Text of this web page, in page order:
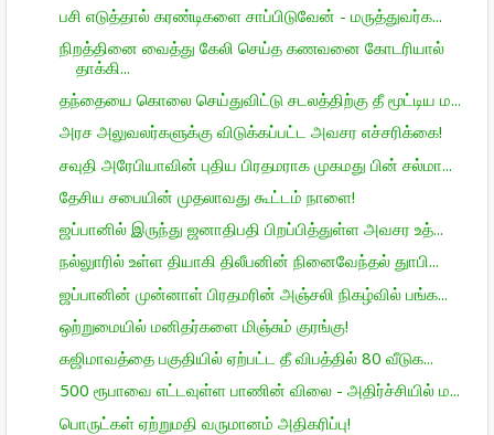
பசி எடுத்தால் கரண்டிகளை சாப்பிடுவேன் - மருத்துவர்க...
நிறத்தினை வைத்து கேலி செய்த கணவனை கோடரியால்
தாக்கி...
தந்தையை கொலை செய்துவிட்டு சடலத்திற்கு தீ மூட்டிய ம...
அரச அலுவலர்களுக்கு விடுக்கப்பட்ட அவசர எச்சரிக்கை!
சவுதி அரேபியாவின் புதிய பிரதமராக முகமது பின் சல்மா...
தேசிய சபையின் முதலாவது கூட்டம் நாளை!
ஜப்பானில் இருந்து ஜனாதிபதி பிறப்பித்துள்ள அவசர உத்...
நல்லுாரில் உள்ள தியாகி திலீபனின் நினைவேந்தல் துாபி...
ஜப்பானின் முன்னாள் பிரதமரின் அஞ்சலி நிகழ்வில் பங்க...
ஒற்றுமையில் மனிதர்களை மிஞ்சும் குரங்கு!
கஜிமாவத்தை பகுதியில் ஏற்பட்ட தீ விபத்தில் 80 வீடுக...
500 ரூபாவை எட்டவுள்ள பாணின் விலை - அதிர்ச்சியில் ம...
பொருட்கள் ஏற்றுமதி வருமானம் அதிகரிப்பு!